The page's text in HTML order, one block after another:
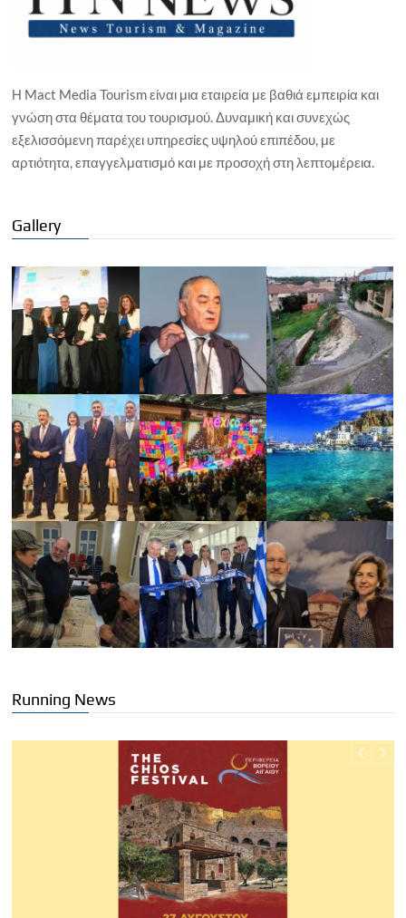
Η Mact Media Tourism είναι μια εταιρεία με βαθιά εμπειρία και
γνώση στα θέματα του τουρισμού. Δυναμική και συνεχώς
εξελισσόμενη παρέχει υπηρεσίες υψηλού επιπέδου, με
αρτιότητα, επαγγελματισμό και με προσοχή στη λεπτομέρεια.
Gallery
Running News